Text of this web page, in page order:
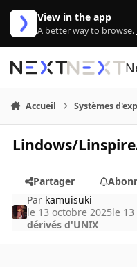
Aller au contenu
View in the app
A better way to browse.
Accueil Systèmes
Lindows/
Partager
Par kamuisuki
le 13 octobre 2025le 13
dérivés d'UNIX